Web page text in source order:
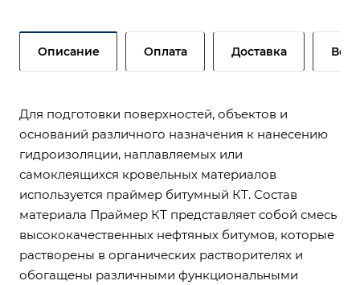
Описание Оплата Доставка
Для подготовки поверхностей, объектов и
оснований различного назначения к нанесению
гидроизоляции, наплавляемых или
самоклеящихся кровельных материалов
используется праймер битумный КТ. Состав
материала Праймер КТ представляет собой смесь
высококачественных нефтяных битумов, которые
растворены в органических растворителях и
обогащены различными функциональными